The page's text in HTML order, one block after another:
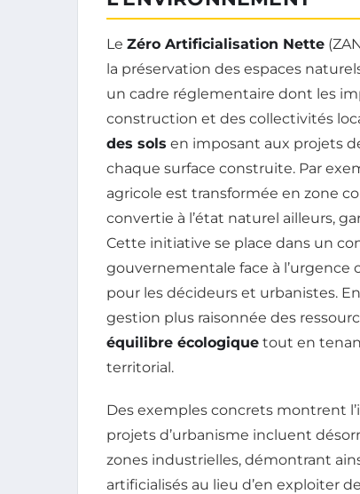
Le Zéro Artificialisation Nette
la préservation des espaces
un cadre réglementaire dont les
construction et des collectivités
des sols en imposant aux projets
chaque surface construite. Par
agricole est transformée en zone
convertie à l’état naturel ailleurs,
Cette initiative se place dans un
gouvernementale face à
pour les décideurs et urbanistes.
gestion plus raisonnée des
équilibre écologique tout en
territorial.
Des exemples concrets montrent
projets d’urbanisme incluent
zones industrielles, démontrant
artificialisés au lieu d’en exploiter